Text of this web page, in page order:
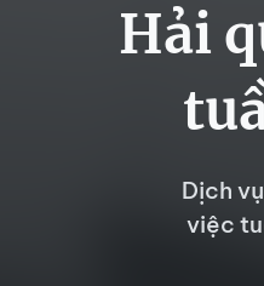
Hải
Dịch
việc